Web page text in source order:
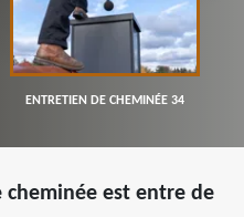
ENTRETIEN DE CHEMINÉE 34
cheminée est entre de